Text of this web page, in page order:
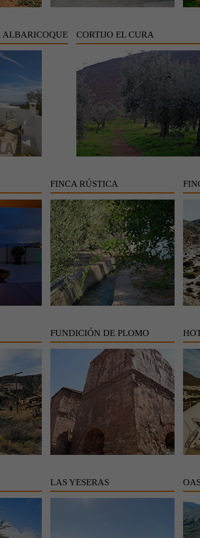
ALBARICOQUE CORTIJO EL CURA
FINCA RÚSTICA
FUNDICIÓN DE PLOMO
LAS YESERAS